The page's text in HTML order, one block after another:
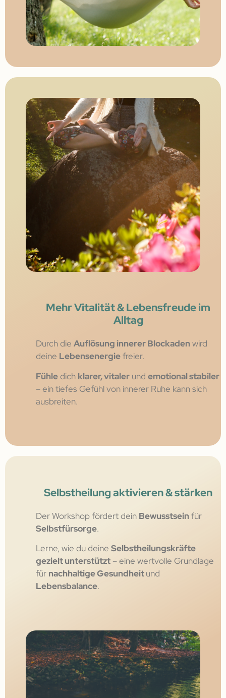
Mehr Vitalität & Lebensfreude im
Alltag
Durch dieAuflösung innerer Blockadenwird
deine Lebensenergiefreier.
Fühledich klarer, vitaler undemotional stabiler
– ein tiefes Gefühl von innerer Ruhe kann sich
ausbreiten.
Selbstheilung aktivieren & stärken
Der Workshop fördert dein Bewusstseinfür
Selbstfürsorge.
Lerne, wie du deineSelbstheilungskräfte
gezielt unterstützt – eine wertvolle Grundlage
für nachhaltige Gesundheitund
Lebensbalance.